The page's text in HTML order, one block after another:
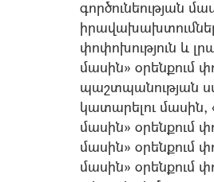
գործունեության
փոփոխություն և
մասին» օրենքում
պաշտպանության
կատարելու
մասին» օրենքում
մասին» օրենքում
մասին» օրենքում